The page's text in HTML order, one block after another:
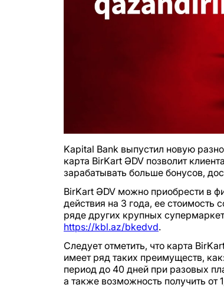
Kapital Bank выпустил новую
карта BirKart ƏDV позволит
зарабатывать больше бонусов,
BirKart ƏDV можно приобрести в
действия на 3 года, ее стоимость
ряде других крупных
https://kbl.az/bkedvd.
Следует отметить, что карта
имеет ряд таких преимуществ,
период до 40 дней при разовых
а также возможность получить от